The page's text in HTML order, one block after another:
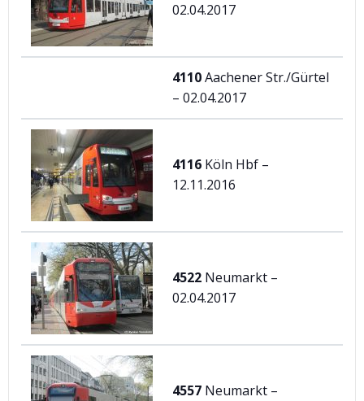
02.04.2017
4110Aachener Str./Gürtel
– 02.04.2017
4116 Köln Hbf –
12.11.2016
4522 Neumarkt –
02.04.2017
4557 Neumarkt –